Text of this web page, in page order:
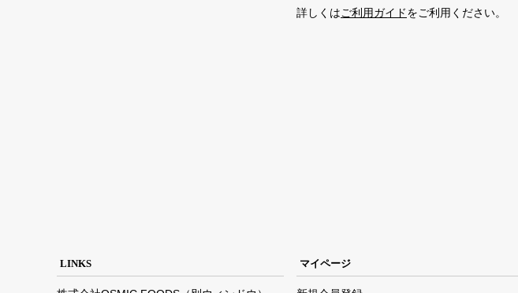
詳しくはご利用ガイドをご利用ください。
LINKS マイページ